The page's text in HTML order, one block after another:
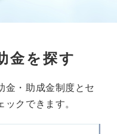
金を探す
金・助成金制度とセ
ックできます。